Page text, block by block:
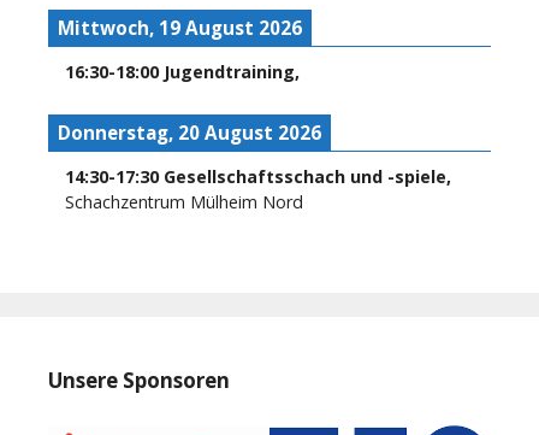
Mittwoch, 19 August 2026
16:30-18:00 Jugendtraining,
Donnerstag, 20 August 2026
14:30-17:30 Gesellschaftsschach und -spiele,
Schachzentrum Mülheim Nord
Unsere Sponsoren